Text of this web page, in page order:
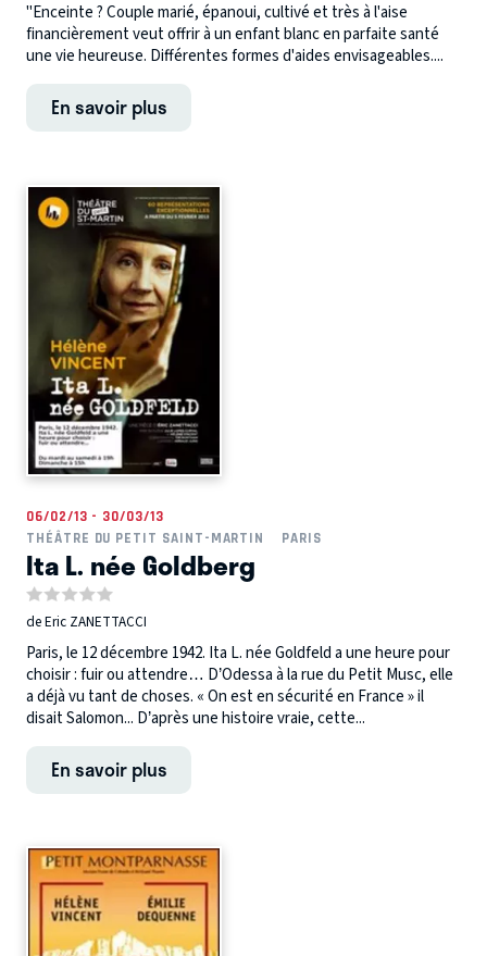
"Enceinte ? Couple marié, épanoui, cultivé et très à l'aise
financièrement veut offrir à un enfant blanc en parfaite santé
une vie heureuse. Différentes formes d'aides envisageables....
En savoir plus
06/02/13 - 30/03/13
THÉÂTRE DU PETIT SAINT-MARTIN
PARIS
Ita L. née Goldberg
de Eric ZANETTACCI
Paris, le 12 décembre 1942. Ita L. née Goldfeld a une heure pour
choisir : fuir ou attendre… D’Odessa à la rue du Petit Musc, elle
a déjà vu tant de choses. « On est en sécurité en France » il
disait Salomon... D’après une histoire vraie, cette...
En savoir plus